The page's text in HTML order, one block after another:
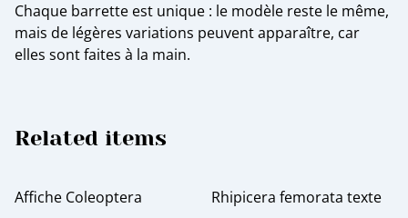
Chaque barrette est unique : le modèle reste le même,
mais de légères variations peuvent apparaître, car
elles sont faites à la main.
Related items
Affiche Coleoptera
Rhipicera femorata texte